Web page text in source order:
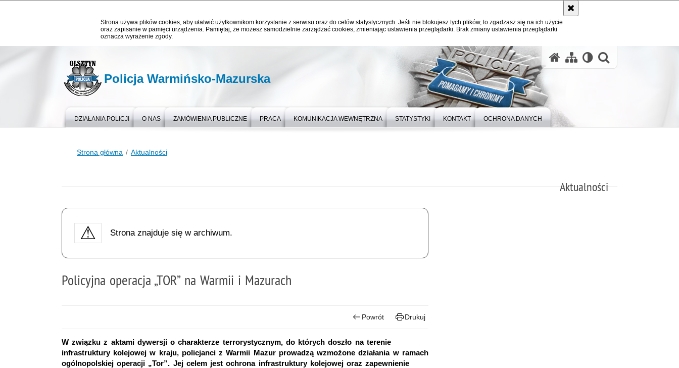
Strona używa plików cookies, aby ułatwić użytkownikom korzystanie z serwisu oraz do celów statystycznych. Jeśli nie blokujesz tych plików, to zgadzasz się na ich użycie
oraz zapisanie w pamięci urządzenia. Pamiętaj, że możesz samodzielnie zarządzać cookies, zmieniając ustawienia przeglądarki. Brak zmiany ustawienia przeglądarki
oznacza wyrażenie zgody.
Policja Warmińsko-Mazurska
DZIAŁANIA POLICJI O NAS ZAMÓWIENIA PUBLICZNE PRACA KOMUNIKACJA WEWNĘTRZNA STATYSTYKI KONTAKT OCHRONA DANYCH
Strona główna Aktualności
Aktualności
Strona znajduje się w archiwum.
Policyjna operacja „TOR” na Warmii i Mazurach
Powrót Drukuj
W związku z aktami dywersji o charakterze terrorystycznym, do których doszło na terenie
infrastruktury kolejowej w kraju, policjanci z Warmii Mazur prowadzą wzmożone działania w ramach
ogólnopolskiej operacji „Tor”. Jej celem jest ochrona infrastruktury kolejowej oraz zapewnienie